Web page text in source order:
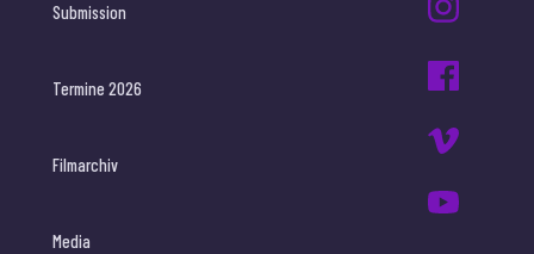
Submission
Termine 2026
Filmarchiv
Media